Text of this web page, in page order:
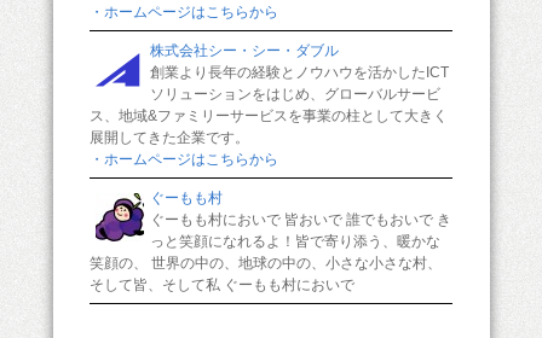
・ホームページはこちらから
株式会社シー・シー・ダブル
創業より長年の経験とノウハウを活かしたICT
ソリューションをはじめ、グローバルサービ
ス、地域&ファミリーサービスを事業の柱として大きく
展開してきた企業です。
・ホームページはこちらから
ぐーもも村
ぐーもも村においで 皆おいで 誰でもおいで き
っと笑顔になれるよ！皆で寄り添う、暖かな
笑顔の、 世界の中の、地球の中の、小さな小さな村、
そして皆、そして私 ぐーもも村においで